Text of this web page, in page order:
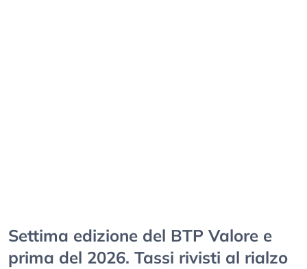
Settima edizione del BTP Valore e
prima del 2026. Tassi rivisti al rialzo